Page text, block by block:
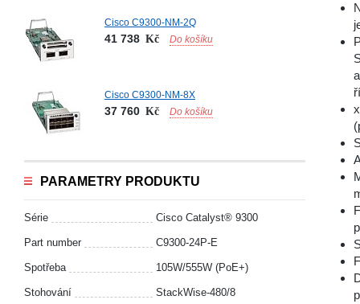
Cisco C9300-NM-2Q
41 738 Kč Do košíku
Cisco C9300-NM-8X
37 760 Kč Do košíku
PARAMETRY PRODUKTU
Série Cisco Catalyst® 9300
Part number C9300-24P-E
Spotřeba 105W/555W (PoE+)
Stohování StackWise-480/8